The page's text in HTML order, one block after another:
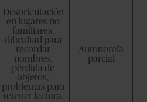
Desorientación
en lugares no
familiares,
dificultad para
recordar
nombres,
pérdida de
objetos,
problemas para
retener lectura.
Autonomía
parcial